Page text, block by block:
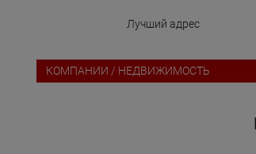
Лучший адрес
КОМПАНИИ / НЕДВИЖИМОСТЬ